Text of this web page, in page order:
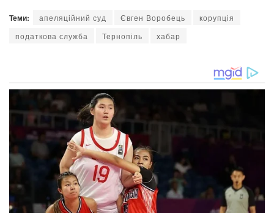
Теми: апеляційний суд Євген Воробець
корупція
податкова служба
Тернопіль хабар